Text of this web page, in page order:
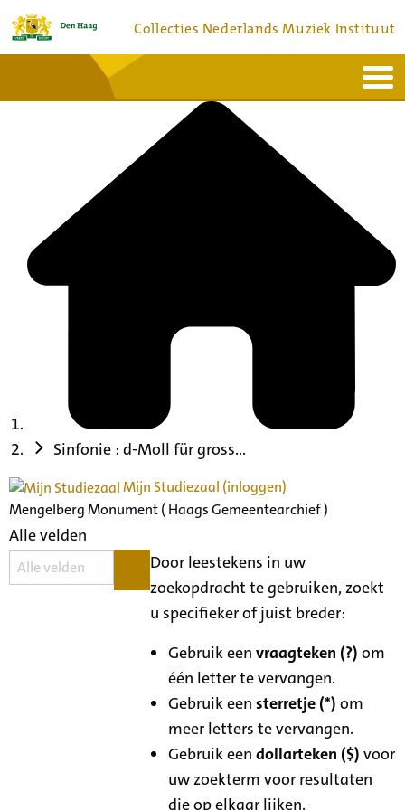
Collecties Nederlands Muziek Instituut
Bronnen en collecties
Sinfonie : d-Moll für gross...
Mijn Studiezaal (inloggen)
Mengelberg Monument ( Haags Gemeentearchief )
Alle velden
Door leestekens in uw
zoekopdracht te gebruiken, zoekt
u specifieker of juist breder:
Gebruik eenvraagteken (?) om
één letter te vervangen.
Gebruik eensterretje (*) om
meer letters te vervangen.
Gebruik eendollarteken ($) voor
uw zoekterm voor resultaten
die op elkaar lijken.